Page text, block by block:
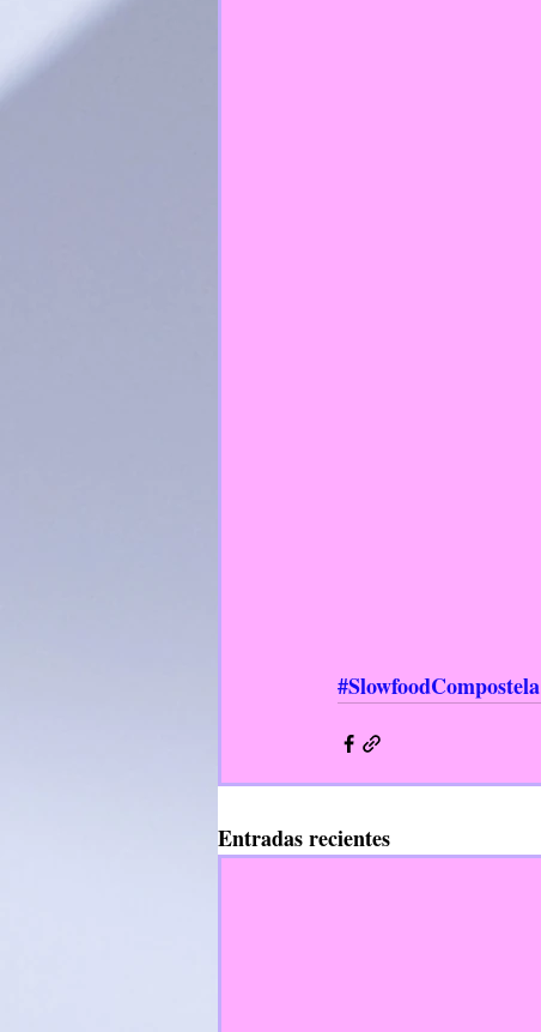
#SlowfoodCompostela
Entradas recientes